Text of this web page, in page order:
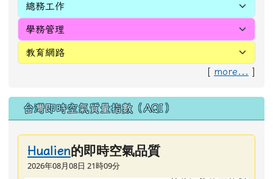
[ more... ]
台灣即時空氣質量指數（AQI）
Hualien的即時空氣品質
2026年08月08日 21時09分